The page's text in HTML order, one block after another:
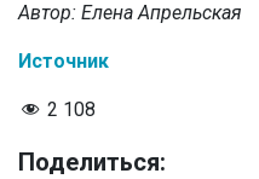
Автор: Елена Апрельская
Источник
2 108
Поделиться: